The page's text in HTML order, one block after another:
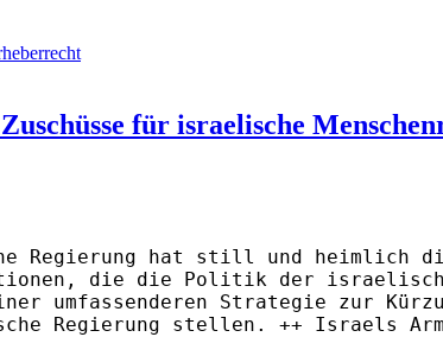
für israelische
Regierung hat still und heimlich
die die Politik der
umfassenderen Strategie zur
Regierung stellen. ++ Israels